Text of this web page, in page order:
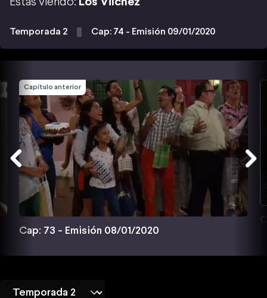
Temporada 2 Cap: 74 - Emisión 09/01/2020
Capítulo anterior
Cap: 73 - Emisión 08/01/2020